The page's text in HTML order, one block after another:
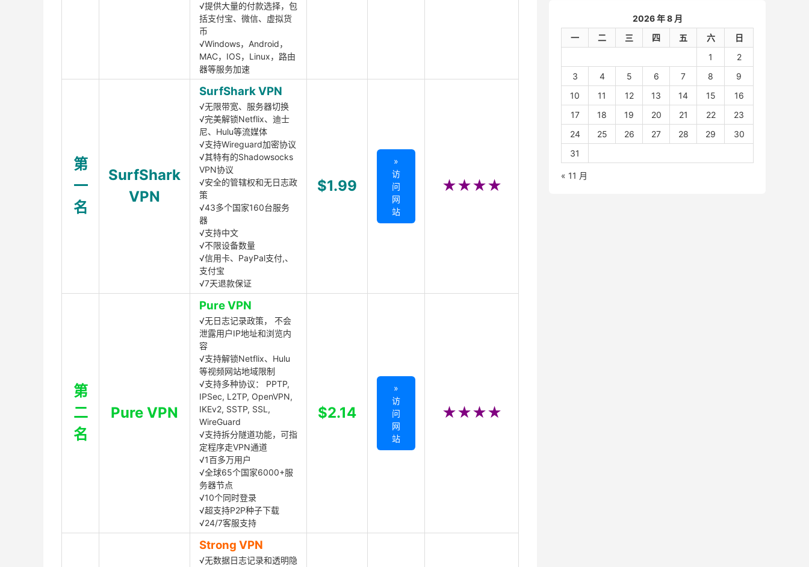
√提供大量的付款选择，包
括支付宝、微信、虚拟货
币
√Windows，Android，
MAC，IOS，Linux，路由
器等服务加速
第
一
名
SurfShark
VPN
SurfShark VPN
√无限带宽、服务器切换
√完美解锁Netflix、迪士
尼、Hulu等流媒体
√支持Wireguard加密协议
√其特有的Shadowsocks
VPN协议
√安全的管辖权和无日志政
策
√43多个国家160台服务
器
√支持中文
√不限设备数量
√信用卡、PayPal支付,、
支付宝
√7天退款保证
$1.99
»
访
问
网
站
★★★★
第
二
名
Pure VPN
Pure VPN
√无日志记录政策， 不会
泄露用户IP地址和浏览内
容
√支持解锁Netflix、Hulu
等视频网站地域限制
√支持多种协议： PPTP,
IPSec, L2TP, OpenVPN,
IKEv2, SSTP, SSL,
WireGuard
√支持拆分隧道功能，可指
定程序走VPN通道
√1百多万用户
√全球65个国家6000+服
务器节点
√10个同时登录
√超支持P2P种子下载
√24/7客服支持
$2.14
»
访
问
网
站
★★★★
Strong VPN
√无数据日志记录和透明隐
2026 年 8 月
一
二 三 四 五 六
日
1
2
3
4 5 6 7 8
9
10
11 12 13 14 15
16
17
18 19 20 21 22
23
24
25 26 27 28 29
30
31
« 11 月